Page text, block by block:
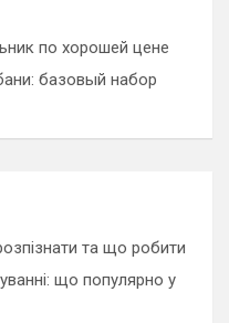
по хорошей цене
базовый набор
та що робити
що популярно у